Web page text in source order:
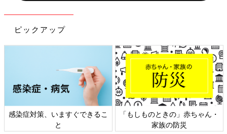
ピックアップ
感染症対策、いますぐできるこ
と
「もしものときの」赤ちゃん・
家族の防災